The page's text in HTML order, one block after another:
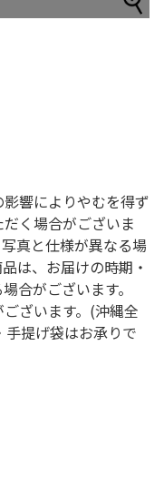
響によりやむを得ず
く場合がございま
真と仕様が異なる場
は、お届けの時期・
合がございます。
ざいます。(沖縄全
提げ袋はお承りで